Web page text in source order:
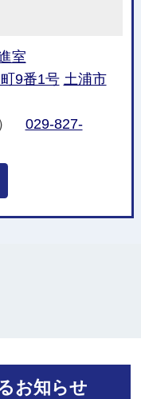
室
9番1号 土浦市
） 029-827-
お知らせ